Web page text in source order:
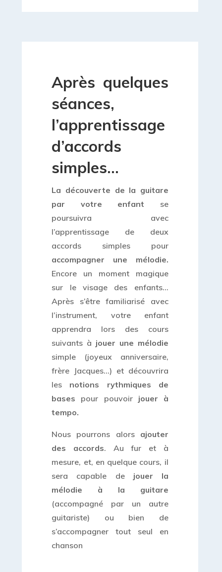
Après quelques
séances,
l’apprentissage
d’accords
simples…
La découverte de la guitare
par votre enfant se
poursuivra avec
l’apprentissage de deux
accords simples pour
accompagner une mélodie.
Encore un moment magique
sur le visage des enfants…
Après s’être familiarisé avec
l’instrument, votre enfant
apprendra lors des cours
suivants à jouer une mélodie
simple (joyeux anniversaire,
frère Jacques…) et découvrira
les notions rythmiques de
bases pour pouvoirjouer à
tempo.
Nous pourrons alors ajouter
des accords. Au fur et à
mesure, et, en quelque cours, il
sera capable de jouer la
mélodie à la guitare
(accompagné par un autre
guitariste) ou bien de
s’accompagner tout seul en
chanson